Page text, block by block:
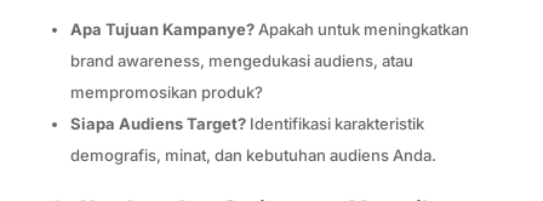
Apa Tujuan Kampanye?Apakah untuk meningkatkan
brand awareness, mengedukasi audiens, atau
mempromosikan produk?
Siapa Audiens Target?Identifikasi karakteristik
demografis, minat, dan kebutuhan audiens Anda.